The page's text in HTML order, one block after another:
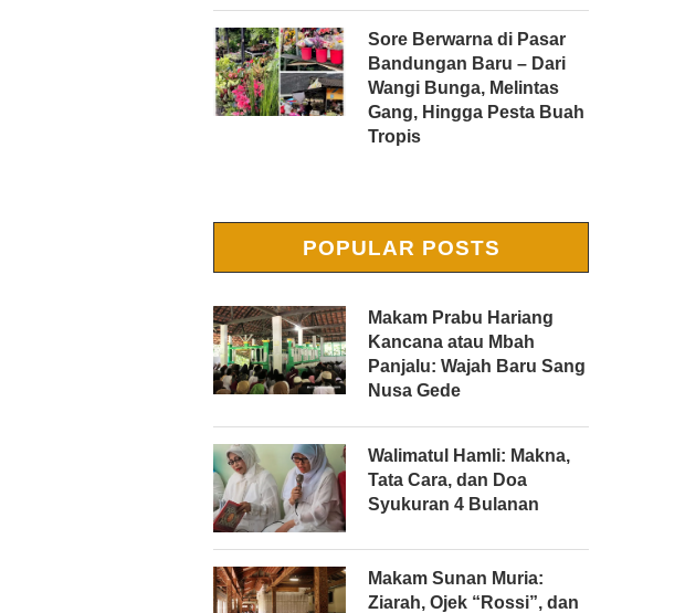
Sore Berwarna di Pasar
Bandungan Baru – Dari
Wangi Bunga, Melintas
Gang, Hingga Pesta Buah
Tropis
POPULAR POSTS
Makam Prabu Hariang
Kancana atau Mbah
Panjalu: Wajah Baru Sang
Nusa Gede
Walimatul Hamli: Makna,
Tata Cara, dan Doa
Syukuran 4 Bulanan
Makam Sunan Muria:
Ziarah, Ojek “Rossi”, dan